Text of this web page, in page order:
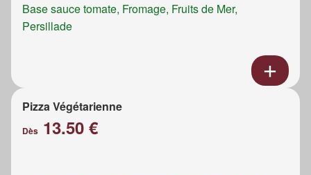
Base sauce tomate, Fromage, Fruits de Mer,
Persillade
Pizza Végétarienne
Dès 13.50 €